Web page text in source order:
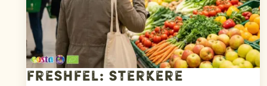
met fungiciden is behandeld.
Freshfel: sterkere